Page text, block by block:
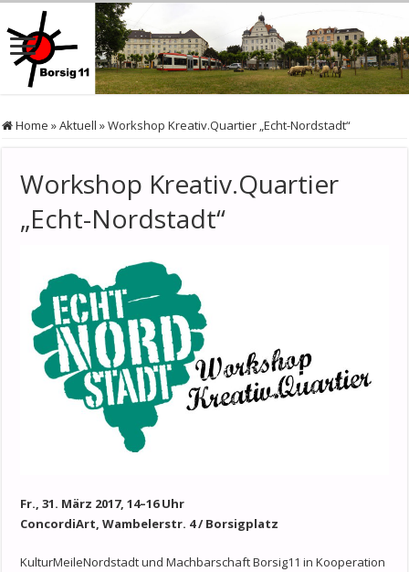
Home »Aktuell »Workshop Kreativ.Quartier „Echt-Nordstadt“
Workshop Kreativ.Quartier
„Echt-Nordstadt“
Fr., 31. März 2017, 14–16 Uhr
ConcordiArt, Wambelerstr. 4 / Borsigplatz
KulturMeileNordstadt und Machbarschaft Borsig11 in Kooperation